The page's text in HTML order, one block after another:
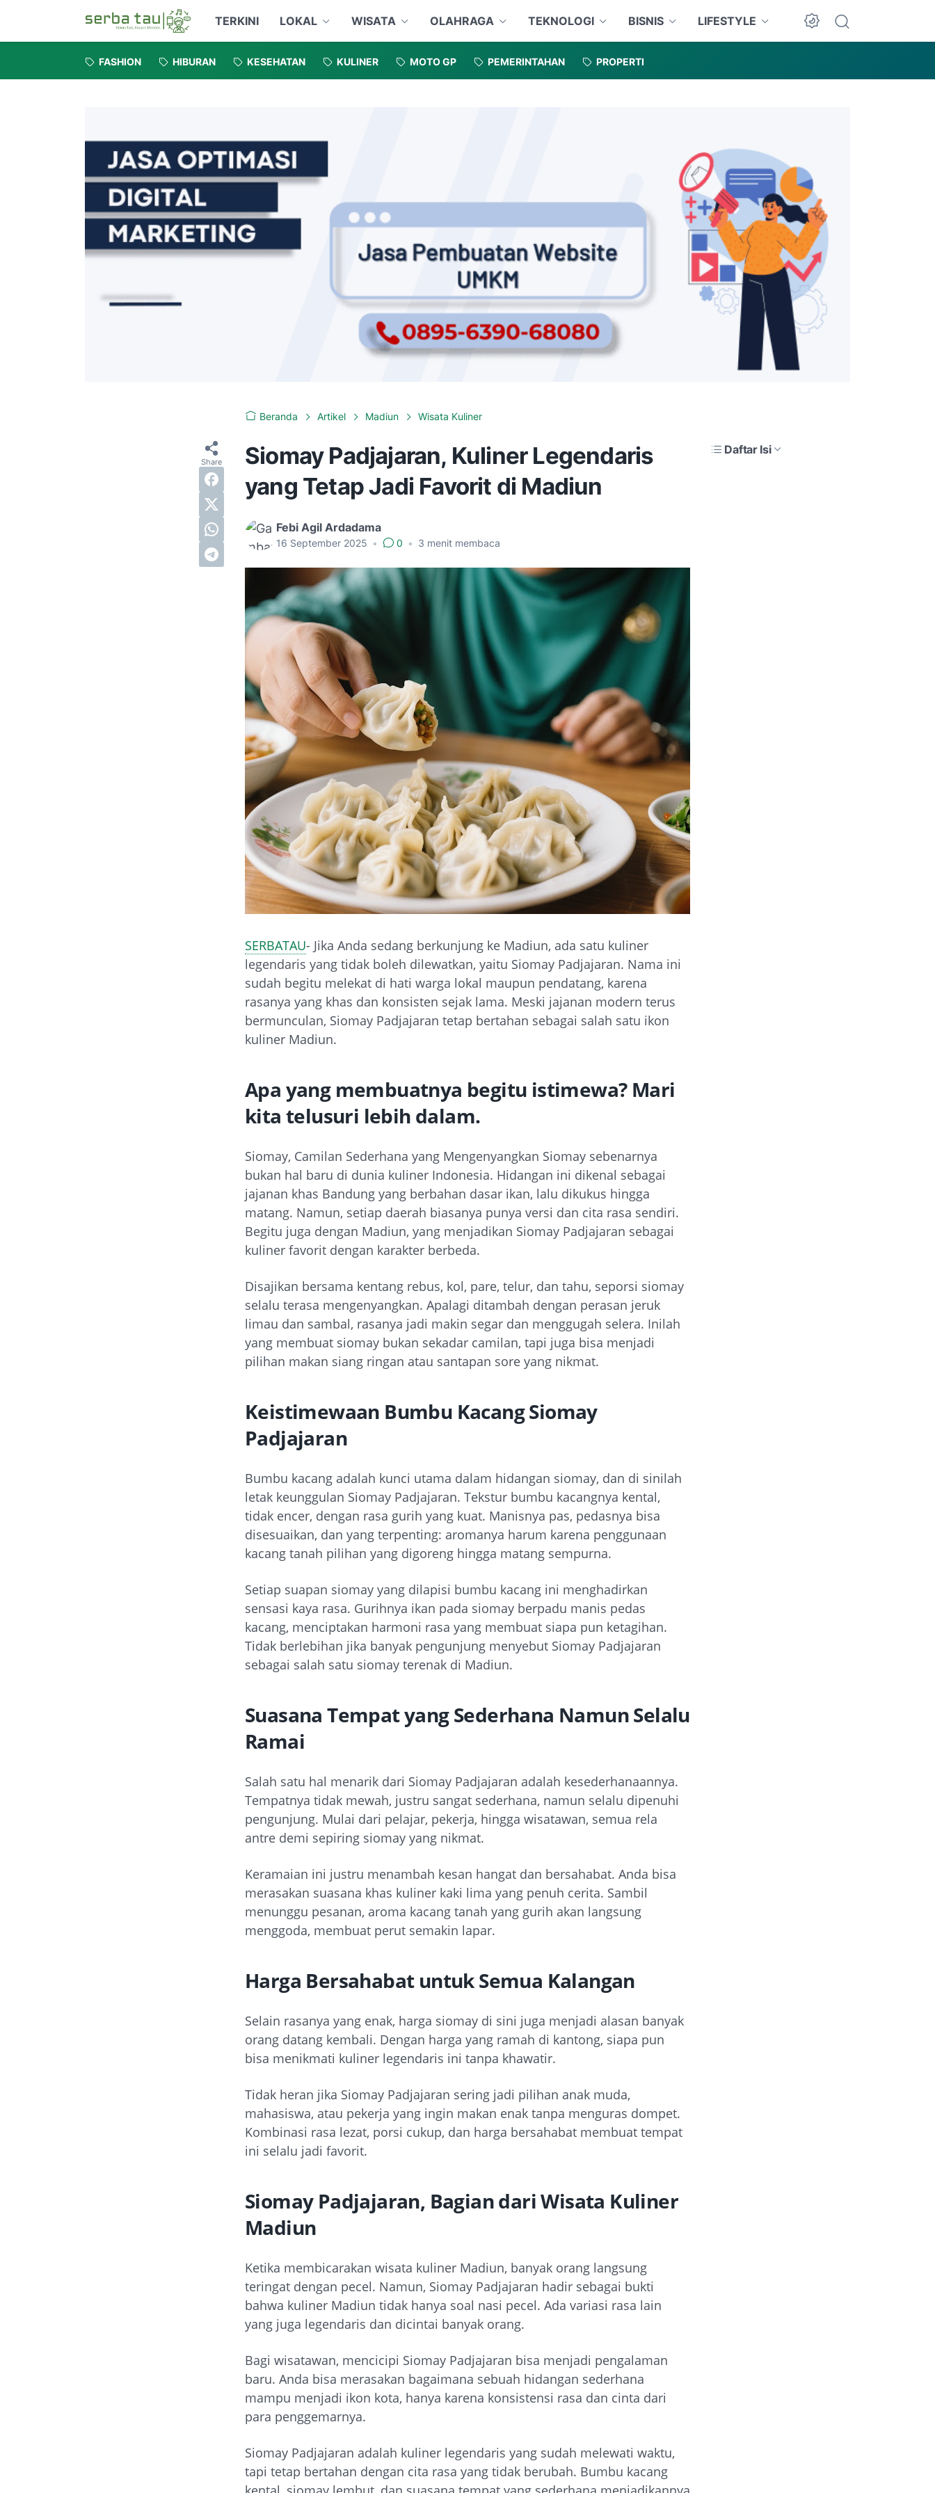
TERKINI LOKAL WISATA OLAHRAGA TEKNOLOGI BISNIS LIFESTYLE
FASHION HIBURAN KESEHATAN KULINER MOTO GP PEMERINTAHAN PROPERTI
Beranda Artikel Madiun Wisata Kuliner
Siomay Padjajaran, Kuliner Legendaris
yang Tetap Jadi Favorit di Madiun
Febi Agil Ardadama
16 September 2025 • 0 • 3 menit membaca
Daftar Isi
SERBATAU- Jika Anda sedang berkunjung ke Madiun, ada satu kuliner
legendaris yang tidak boleh dilewatkan, yaitu Siomay Padjajaran. Nama ini
sudah begitu melekat di hati warga lokal maupun pendatang, karena
rasanya yang khas dan konsisten sejak lama. Meski jajanan modern terus
bermunculan, Siomay Padjajaran tetap bertahan sebagai salah satu ikon
kuliner Madiun.
Apa yang membuatnya begitu istimewa? Mari
kita telusuri lebih dalam.
Siomay, Camilan Sederhana yang Mengenyangkan Siomay sebenarnya
bukan hal baru di dunia kuliner Indonesia. Hidangan ini dikenal sebagai
jajanan khas Bandung yang berbahan dasar ikan, lalu dikukus hingga
matang. Namun, setiap daerah biasanya punya versi dan cita rasa sendiri.
Begitu juga dengan Madiun, yang menjadikan Siomay Padjajaran sebagai
kuliner favorit dengan karakter berbeda.
Disajikan bersama kentang rebus, kol, pare, telur, dan tahu, seporsi siomay
selalu terasa mengenyangkan. Apalagi ditambah dengan perasan jeruk
limau dan sambal, rasanya jadi makin segar dan menggugah selera. Inilah
yang membuat siomay bukan sekadar camilan, tapi juga bisa menjadi
pilihan makan siang ringan atau santapan sore yang nikmat.
Keistimewaan Bumbu Kacang Siomay
Padjajaran
Bumbu kacang adalah kunci utama dalam hidangan siomay, dan di sinilah
letak keunggulan Siomay Padjajaran. Tekstur bumbu kacangnya kental,
tidak encer, dengan rasa gurih yang kuat. Manisnya pas, pedasnya bisa
disesuaikan, dan yang terpenting: aromanya harum karena penggunaan
kacang tanah pilihan yang digoreng hingga matang sempurna.
Setiap suapan siomay yang dilapisi bumbu kacang ini menghadirkan
sensasi kaya rasa. Gurihnya ikan pada siomay berpadu manis pedas
kacang, menciptakan harmoni rasa yang membuat siapa pun ketagihan.
Tidak berlebihan jika banyak pengunjung menyebut Siomay Padjajaran
sebagai salah satu siomay terenak di Madiun.
Suasana Tempat yang Sederhana Namun Selalu
Ramai
Salah satu hal menarik dari Siomay Padjajaran adalah kesederhanaannya.
Tempatnya tidak mewah, justru sangat sederhana, namun selalu dipenuhi
pengunjung. Mulai dari pelajar, pekerja, hingga wisatawan, semua rela
antre demi sepiring siomay yang nikmat.
Keramaian ini justru menambah kesan hangat dan bersahabat. Anda bisa
merasakan suasana khas kuliner kaki lima yang penuh cerita. Sambil
menunggu pesanan, aroma kacang tanah yang gurih akan langsung
menggoda, membuat perut semakin lapar.
Harga Bersahabat untuk Semua Kalangan
Selain rasanya yang enak, harga siomay di sini juga menjadi alasan banyak
orang datang kembali. Dengan harga yang ramah di kantong, siapa pun
bisa menikmati kuliner legendaris ini tanpa khawatir.
Tidak heran jika Siomay Padjajaran sering jadi pilihan anak muda,
mahasiswa, atau pekerja yang ingin makan enak tanpa menguras dompet.
Kombinasi rasa lezat, porsi cukup, dan harga bersahabat membuat tempat
ini selalu jadi favorit.
Siomay Padjajaran, Bagian dari Wisata Kuliner
Madiun
Ketika membicarakan wisata kuliner Madiun, banyak orang langsung
teringat dengan pecel. Namun, Siomay Padjajaran hadir sebagai bukti
bahwa kuliner Madiun tidak hanya soal nasi pecel. Ada variasi rasa lain
yang juga legendaris dan dicintai banyak orang.
Bagi wisatawan, mencicipi Siomay Padjajaran bisa menjadi pengalaman
baru. Anda bisa merasakan bagaimana sebuah hidangan sederhana
mampu menjadi ikon kota, hanya karena konsistensi rasa dan cinta dari
para penggemarnya.
Siomay Padjajaran adalah kuliner legendaris yang sudah melewati waktu,
tapi tetap bertahan dengan cita rasa yang tidak berubah. Bumbu kacang